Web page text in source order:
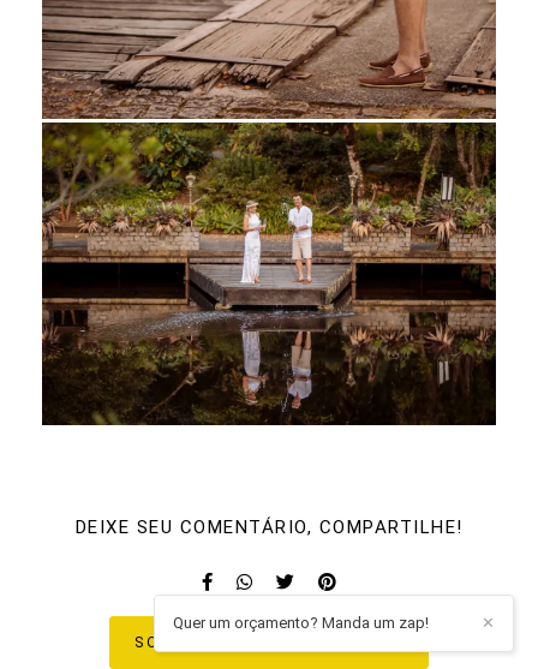
DEIXE SEU COMENTÁRIO, COMPARTILHE!
SOLICITE SEU ORÇAMENTO
✕
Quer um orçamento? Manda um zap!